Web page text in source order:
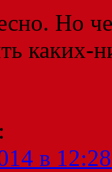
Но
каких-
:
в